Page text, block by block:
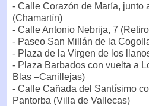
- Calle Corazón de María, junto
(Chamartín)
- Calle Antonio Nebrija, 7
- Paseo San Millán de la
- Plaza de la Virgen de los
- Plaza Barbados con vuelta a
Blas –Canillejas)
- Calle Cañada del Santísimo
Pantorba (Villa de Vallecas)